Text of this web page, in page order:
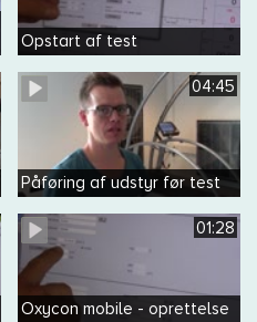
Opstart af test
04:45
Påføring af udstyr før test
01:28
Oxycon mobile - oprettelse